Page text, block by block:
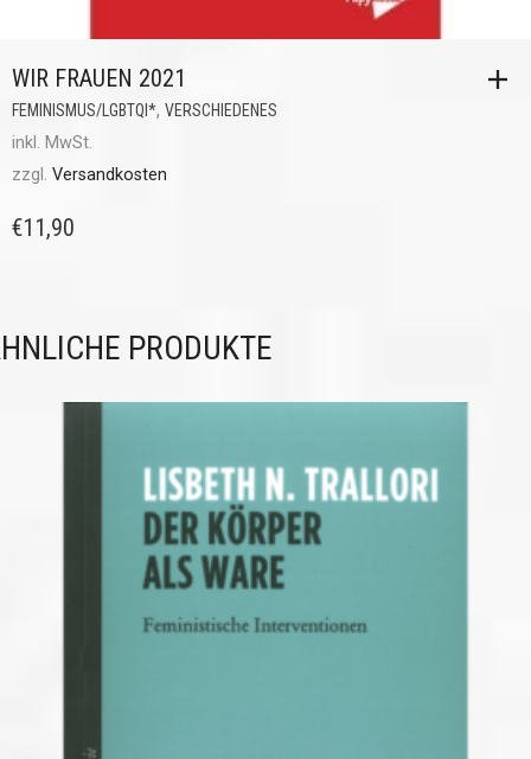
WIR FRAUEN 2021
FEMINISMUS/LGBTQI*, VERSCHIEDENES
inkl. MwSt.
zzgl. Versandkosten
€11,90
PRODUKTE